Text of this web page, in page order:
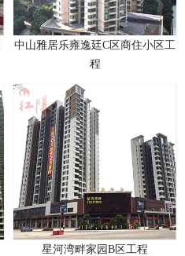
中山雅居乐雍逸廷C区商住小区工
程
星河湾畔家园B区工程